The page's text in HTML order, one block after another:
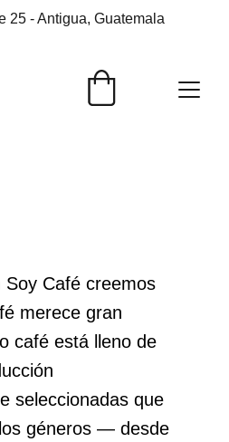
25 - Antigua, Guatemala
Soy Café creemos
merece gran
café está lleno de
seleccionadas que
géneros — desde